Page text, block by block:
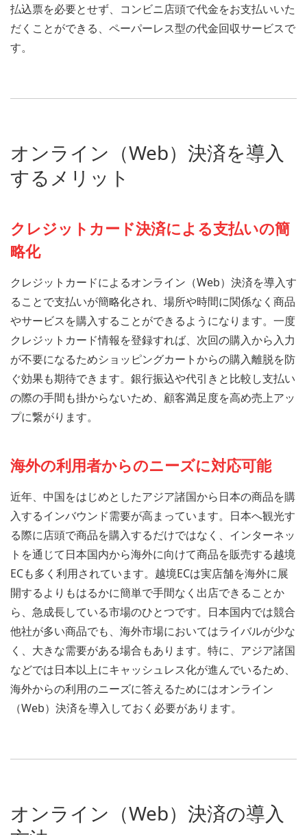
払込票を必要とせず、コンビニ店頭で代金をお支払いいた
だくことができる、ペーパーレス型の代金回収サービスで
す。
オンライン（Web）決済を導入
するメリット
クレジットカード決済による支払いの簡
略化
クレジットカードによるオンライン（Web）決済を導入す
ることで支払いが簡略化され、場所や時間に関係なく商品
やサービスを購入することができるようになります。一度
クレジットカード情報を登録すれば、次回の購入から入力
が不要になるためショッピングカートからの購入離脱を防
ぐ効果も期待できます。銀行振込や代引きと比較し支払い
の際の手間も掛からないため、顧客満足度を高め売上アッ
プに繋がります。
海外の利用者からのニーズに対応可能
近年、中国をはじめとしたアジア諸国から日本の商品を購
入するインバウンド需要が高まっています。日本へ観光す
る際に店頭で商品を購入するだけではなく、インターネッ
トを通じて日本国内から海外に向けて商品を販売する越境
ECも多く利用されています。越境ECは実店舗を海外に展
開するよりもはるかに簡単で手間なく出店できることか
ら、急成長している市場のひとつです。日本国内では競合
他社が多い商品でも、海外市場においてはライバルが少な
く、大きな需要がある場合もあります。特に、アジア諸国
などでは日本以上にキャッシュレス化が進んでいるため、
海外からの利用のニーズに答えるためにはオンライン
（Web）決済を導入しておく必要があります。
オンライン（Web）決済の導入